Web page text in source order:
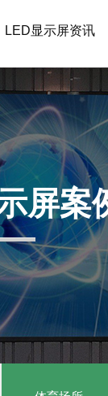
LED显示屏资讯
屏案